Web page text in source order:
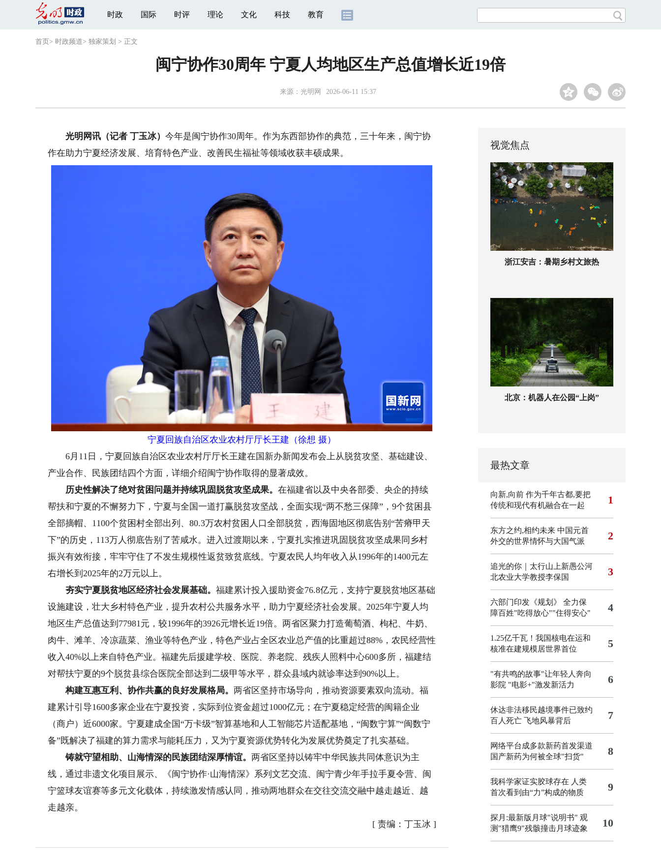
时政 国际 时评 理论 文化 科技 教育
首页 > 时政频道> 独家策划 > 正文
闽宁协作30周年 宁夏人均地区生产总值增长近19倍
来源： 光明网 2026-06-11 15:37
光明网讯（记者 丁玉冰）今年是闽宁协作30周年。作为东西部协作的典范，三十年来，闽宁协
作在助力宁夏经济发展、培育特色产业、改善民生福祉等领域收获丰硕成果。
宁夏回族自治区农业农村厅厅长王建（徐想 摄）
6月11日，宁夏回族自治区农业农村厅厅长王建在国新办新闻发布会上从脱贫攻坚、基础建设、
产业合作、民族团结四个方面，详细介绍闽宁协作取得的显著成效。
历史性解决了绝对贫困问题并持续巩固脱贫攻坚成果。在福建省以及中央各部委、央企的持续
帮扶和宁夏的不懈努力下，宁夏与全国一道打赢脱贫攻坚战，全面实现“两不愁三保障”，9个贫困县
全部摘帽、1100个贫困村全部出列、80.3万农村贫困人口全部脱贫，西海固地区彻底告别“苦瘠甲天
下”的历史，113万人彻底告别了苦咸水。进入过渡期以来，宁夏扎实推进巩固脱贫攻坚成果同乡村
振兴有效衔接，牢牢守住了不发生规模性返贫致贫底线。宁夏农民人均年收入从1996年的1400元左
右增长到2025年的2万元以上。
夯实宁夏脱贫地区经济社会发展基础。福建累计投入援助资金76.8亿元，支持宁夏脱贫地区基础
设施建设，壮大乡村特色产业，提升农村公共服务水平，助力宁夏经济社会发展。2025年宁夏人均
地区生产总值达到77981元，较1996年的3926元增长近19倍。两省区聚力打造葡萄酒、枸杞、牛奶、
肉牛、滩羊、冷凉蔬菜、渔业等特色产业，特色产业占全区农业总产值的比重超过88%，农民经营性
收入40%以上来自特色产业。福建先后援建学校、医院、养老院、残疾人照料中心600多所，福建结
对帮扶宁夏的9个脱贫县综合医院全部达到二级甲等水平，群众县域内就诊率达到90%以上。
构建互惠互利、协作共赢的良好发展格局。两省区坚持市场导向，推动资源要素双向流动。福
建累计引导1600多家企业在宁夏投资，实际到位资金超过1000亿元；在宁夏稳定经营的闽籍企业
（商户）近6000家。宁夏建成全国“万卡级”智算基地和人工智能芯片适配基地，“闽数宁算”“闽数宁
备”既解决了福建的算力需求与能耗压力，又为宁夏资源优势转化为发展优势奠定了扎实基础。
铸就守望相助、山海情深的民族团结深厚情谊。两省区坚持以铸牢中华民族共同体意识为主
线，通过非遗文化项目展示、《闽宁协作·山海情深》系列文艺交流、闽宁青少年手拉手夏令营、闽
宁篮球友谊赛等多元文化载体，持续激发情感认同，推动两地群众在交往交流交融中越走越近、越
走越亲。
[ 责编：丁玉冰 ]
视觉焦点
浙江安吉：暑期乡村文旅热
北京：机器人在公园“上岗”
最热文章
向新,向前 作为千年古都,要把
传统和现代有机融合在一起
1
东方之约,相约未来 中国元首
外交的世界情怀与大国气派
2
追光的你｜太行山上新愚公河
北农业大学教授李保国
3
六部门印发《规划》 全力保
障百姓"吃得放心""住得安心"
4
1.25亿千瓦！我国核电在运和
核准在建规模居世界首位
5
"有共鸣的故事"让年轻人奔向
影院 "电影+"激发新活力 6
休达非法移民越境事件已致约
百人死亡 飞地风暴背后 7
网络平台成多款新药首发渠道
国产新药为何被全球"扫货"
8
我科学家证实胶球存在 人类
首次看到由“力”构成的物质
9
探月:最新版月球"说明书" 观
测"猎鹰9"残骸撞击月球迹象
10